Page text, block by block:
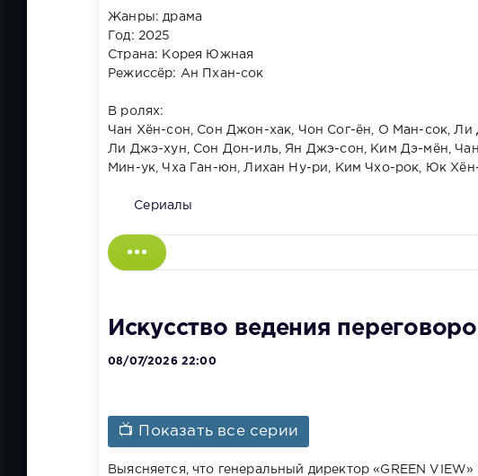
Жанры: драма
Год: 2025
Страна: Корея Южная
Режиссёр: Ан Пхан-сок
В ролях:
Чан Хён-сон, Сон Джон-хак, Чон Сог-ён, О Ман-сок,
Ли Джэ-хун, Сон Дон-иль, Ян Джэ-сон, Ким Дэ-мён,
Мин-ук, Чха Ган-юн, Лихан Ну-ри, Ким Чхо-рок, Юк
Сериалы
Искусство ведения
08/07/2026 22:00
📺 Показать все серии
Выясняется, что генеральный директор «GREEN